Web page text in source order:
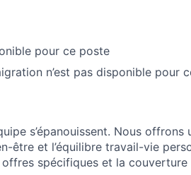
pour ce poste
n’est pas disponible pour
s’épanouissent. Nous offrons
être et l’équilibre travail-vie
offres spécifiques et la